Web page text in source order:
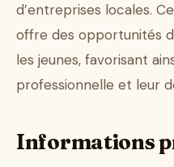
d’entreprises locales.
offre des opportunités
les jeunes, favorisant
professionnelle et leur
Informations